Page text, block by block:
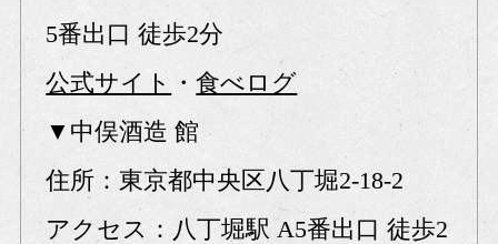
5番出口 徒歩2分
公式サイト ・食べログ
▼中俣酒造 館
住所：東京都中央区八丁堀2-18-2
アクセス：八丁堀駅 A5番出口 徒歩2